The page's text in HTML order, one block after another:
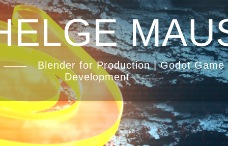
Blender for Production | Godot Game
Development